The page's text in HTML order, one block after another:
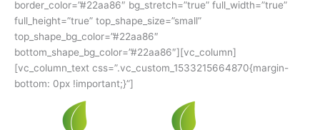
border_color=”#22aa86″ bg_stretch=”true” full_width=”true”
full_height=”true” top_shape_size=”small”
top_shape_bg_color=”#22aa86″
bottom_shape_bg_color=”#22aa86″][vc_column]
[vc_column_text css=”.vc_custom_1533215664870{margin-
bottom: 0px !important;}”]